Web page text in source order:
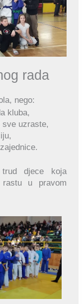
rada
nego:
kluba,
uzraste,
djece koja
rastu u pravom